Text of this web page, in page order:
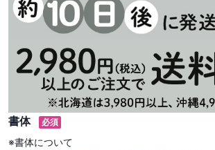
書体 必須
※書体について